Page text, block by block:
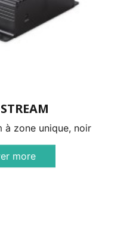
à zone unique, noir
more